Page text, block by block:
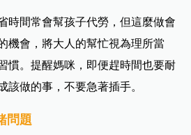
時間常會幫孩子代勞，但這麼做會
機會，將大人的幫忙視為理所當
慣。提醒媽咪，即便趕時間也要耐
該做的事，不要急著插手。
問題